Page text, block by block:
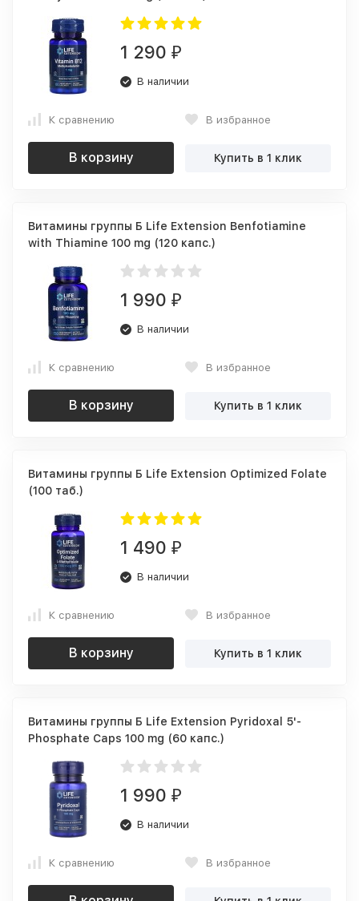
1 290 ₽
В наличии
К сравнению В избранное
В корзину Купить в 1 клик
Витамины группы Б Life Extension Benfotiamine
with Thiamine 100 mg (120 капс.)
1 990 ₽
В наличии
К сравнению В избранное
В корзину Купить в 1 клик
Витамины группы Б Life Extension Optimized Folate
(100 таб.)
1 490 ₽
В наличии
К сравнению В избранное
В корзину Купить в 1 клик
Витамины группы Б Life Extension Pyridoxal 5'-
Phosphate Caps 100 mg (60 капс.)
1 990 ₽
В наличии
К сравнению В избранное